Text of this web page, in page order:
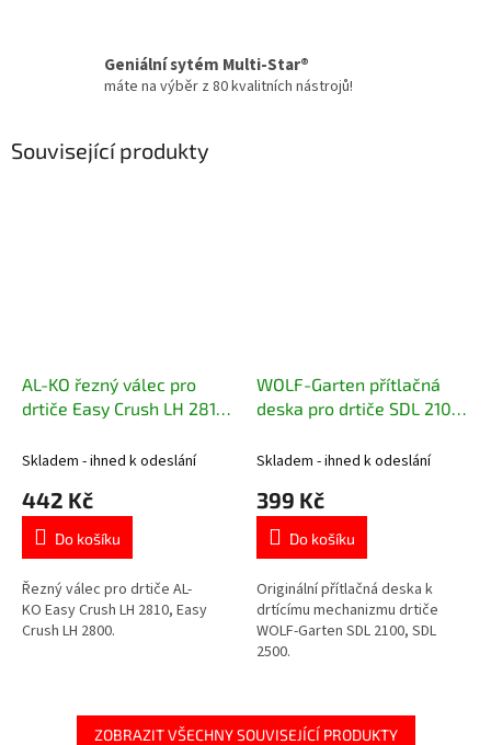
Geniální sytém Multi-Star®
máte na výběr z 80 kvalitních nástrojů!
Související produkty
AL-KO řezný válec pro
drtiče Easy Crush LH 2810,
Skladem - ihned k odeslání
442 Kč
Do košíku
Řezný válec pro drtiče AL-
KO Easy Crush LH 2810, Easy
Crush LH 2800.
WOLF-Garten přítlačná
deska pro drtiče SDL 2100,
Skladem - ihned k odeslání
399 Kč
Do košíku
Originální přítlačná deska k
drtícímu mechanizmu drtiče
WOLF-Garten SDL 2100, SDL
2500.
ZOBRAZIT VŠECHNY SOUVISEJÍCÍ PRODUKTY